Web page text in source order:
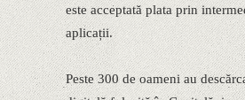
este acceptată plata prin
aplicații.
Peste 300 de oameni au